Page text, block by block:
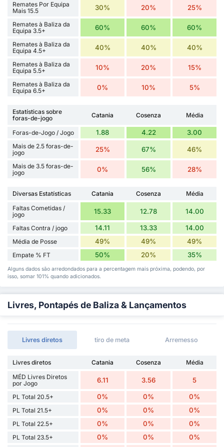
Remates Por Equipa
Mais 15.5
30% 20% 25%
Remates à Baliza da
Equipa 3.5+
60% 60% 60%
Remates à Baliza da
Equipa 4.5+
40% 40% 40%
Remates à Baliza da
Equipa 5.5+
10% 20% 15%
Remates à Baliza da
Equipa 6.5+
0% 10% 5%
Estatísticas sobre
foras-de-jogo
Catania Cosenza Média
Foras-de-Jogo / Jogo 1.88 4.22 3.00
Mais de 2.5 foras-de-
jogo
25% 67% 46%
Mais de 3.5 foras-de-
jogo
0% 56% 28%
Diversas Estatísticas Catania Cosenza
Média
Faltas Cometidas /
jogo
15.33 12.78 14.00
Faltas Contra / jogo 14.11 13.33 14.00
Média de Posse 49% 49% 49%
Empate % FT 50% 20% 35%
Alguns dados são arredondados para a percentagem mais próxima, podendo, por
isso, somar 101% quando adicionados.
Livres, Pontapés de Baliza & Lançamentos
Livres diretos tiro de meta Arremesso
Livres diretos Catania Cosenza
Média
MÉD Livres Diretos
por Jogo
6.11 3.56 5
PL Total 20.5+ 0% 0% 0%
PL Total 21.5+ 0% 0% 0%
PL Total 22.5+ 0% 0% 0%
PL Total 23.5+ 0% 0%
0%